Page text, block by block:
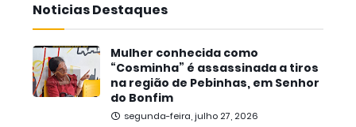
Noticias Destaques
Mulher conhecida como
“Cosminha” é assassinada a tiros
na região de Pebinhas, em Senhor
do Bonfim
segunda-feira, julho 27, 2026